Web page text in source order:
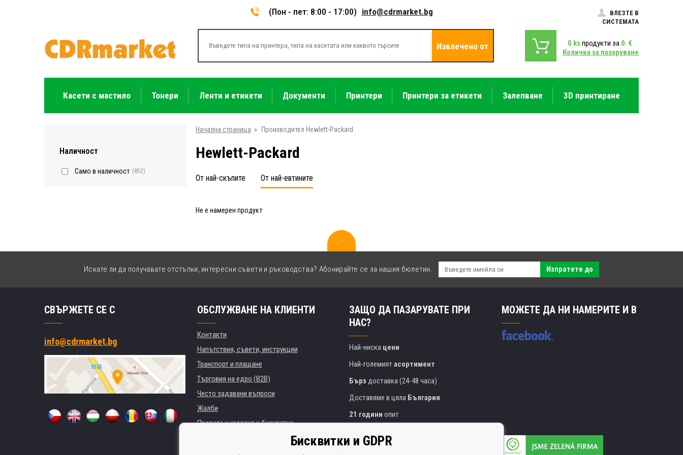
(Пон - пет: 8:00 - 17:00) info@cdrmarket.bg
ВЛЕЗТЕ В
СИСТЕМАТА
Извлечено от 0 ksпродукти за 0 €
Количка за пазаруване
Касети с мастило Тонери Ленти и етикети Документи Принтери Принтери за етикети Залепване 3D принтиране
Наличност
Само в наличност (852)
Начална страница » Производител Hewlett-Packard
Hewlett-Packard
От най-скъпите От най-евтините
Не е намерен продукт
Искате ли да получавате отстъпки, интересни съвети и ръководства? Абонирайте се за нашия бюлетин. Изпратете до
СВЪРЖЕТЕ СЕ С
info@cdrmarket.bg
ОБСЛУЖВАНЕ НА КЛИЕНТИ
Контакти
Напътствия, съвети, инструкции
Транспорт и плащане
Търговия на едро (B2B)
Често задавани въпроси
Жалби
Правила и условия и бисквитки
За фирми и институции
ЗАЩО ДА ПАЗАРУВАТЕ ПРИ
НАС?
Най-ниска цени
Най-големиятасортимент
Бърз доставка (24-48 часа)
Доставяме в цяла България
21 години опит
Полезен подход
МОЖЕТЕ ДА НИ НАМЕРИТЕ И В
Бисквитки и GDPR